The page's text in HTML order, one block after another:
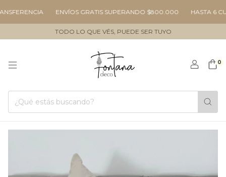
ENVÍOS GRATIS SUPERANDO $800.000 HASTA 6
TODO LO QUE VÉS, PUEDE SER TUYO
0